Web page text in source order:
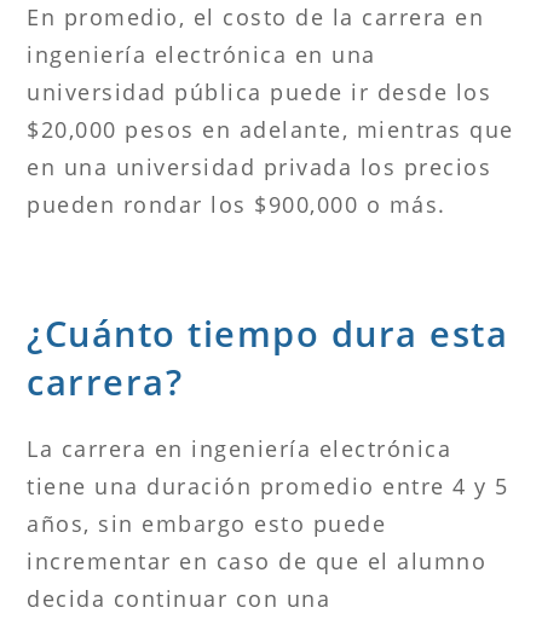
En promedio, el costo de la carrera en
ingeniería electrónica en una
universidad pública puede ir desde los
$20,000 pesos en adelante, mientras que
en una universidad privada los precios
pueden rondar los $900,000 o más.
¿Cuánto tiempo dura esta
carrera?
La carrera en ingeniería electrónica
tiene una duración promedio entre 4 y 5
años, sin embargo esto puede
incrementar en caso de que el alumno
decida continuar con una